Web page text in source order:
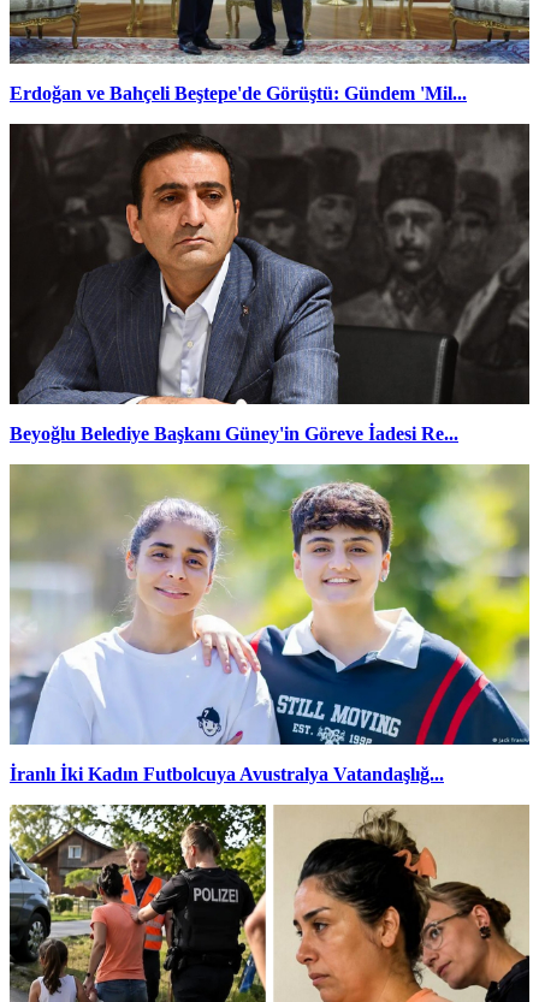
Erdoğan ve Bahçeli Beştepe'de Görüştü: Gündem 'Mil...
Beyoğlu Belediye Başkanı Güney'in Göreve İadesi Re...
İranlı İki Kadın Futbolcuya Avustralya Vatandaşlığ...